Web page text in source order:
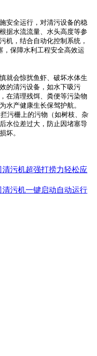
安全运行，对清污设备的稳
据水流流量、水头高度等参
机，结合自动化控制系统，
，保障水利工程安全高效运
就会惊扰鱼虾、破坏水体生
的清污设备，如水下吸污
在清理残饵、粪便等污染物
水产健康生长保驾护航。
污栅上的污物（如树枝、杂
水位差过大，防止因堵塞导
坏。
污机超强打捞力轻松应
污机一键启动自动运行